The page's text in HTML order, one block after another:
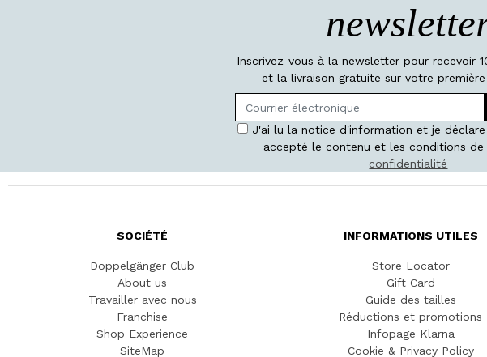
Inscrivez-vous à la newsletter pour recevoir
et la livraison gratuite sur votre
J'ai lu la notice d'information et je
accepté le contenu et les conditions de
confidentialité
SOCIÉTÉ
Doppelgänger Club
About us
Travailler avec nous
Franchise
Shop Experience
SiteMap
INFORMATIONS UTILES
Store Locator
Gift Card
Guide des tailles
Réductions et promotions
Infopage Klarna
Cookie & Privacy Policy